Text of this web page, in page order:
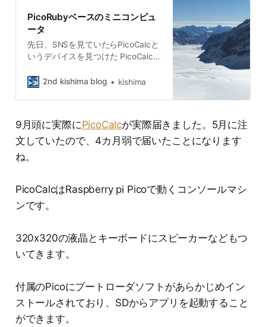
PicoRubyベースのミニコンピュ
ータ
先日、SNSを見ていたらPicoCalcと
いうデバイスを見つけた PicoCalc |
of PicoCalc uConsole DevTerm and
Hardware for Every
から出ているRaspberryPi Picoをコ
アとして、キーボードとモニタを搭
ンピュータキットです。 clockwork
れるデバイスをこれまで提供してい
る会社で、私も昔クラウドファンデ
ィングに参加したこともありまし
カチケースに入れて気合でポケコン
もどきを作ったりしたこともあった
ので、この洗練された筐体には当然
のはBasicで、これもまた味わいが
あってよきですが、やはり自分とし
てはmruby動かしたい、ということ
で、Raspi PicoといえばPicoRubyの
2nd kishima blog kishima
9月頭に実際にPicoCalcが実際届きました。5月に注
文していたので、4カ月弱で届いたことになります
ね。
PicoCalcはRaspberry pi Picoで動くコンソールマシ
ンです。
320x320の液晶とキーボードにスピーカーなどもつ
いてきます。
付属のPicoにブートローダソフトがあらかじめイン
ストールされており、SDからアプリを起動すること
ができます。